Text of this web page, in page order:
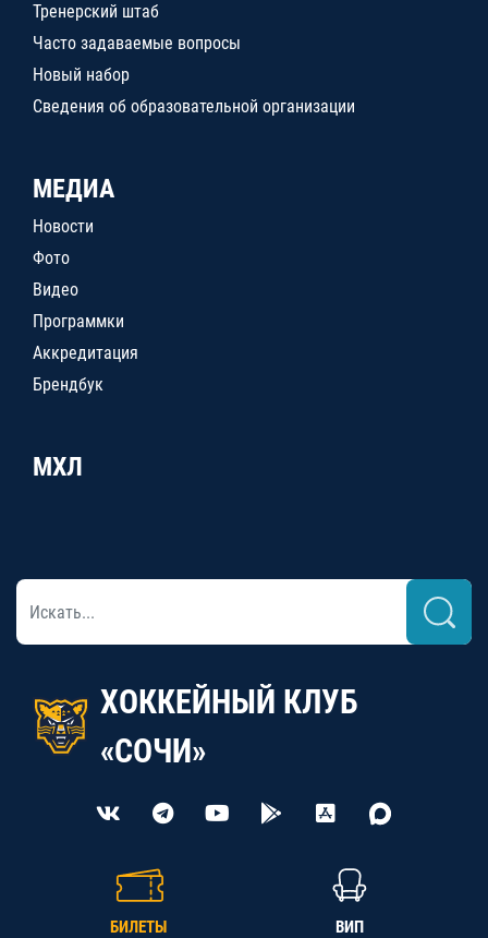
Тренерский штаб
Часто задаваемые вопросы
Новый набор
Сведения об образовательной организации
МЕДИА
Новости
Фото
Видео
Программки
Аккредитация
Брендбук
МХЛ
ХОККЕЙНЫЙ КЛУБ
«СОЧИ»
БИЛЕТЫ ВИП